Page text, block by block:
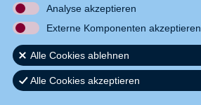
DE EN
Analyse akzeptieren
Externe Komponenten akzeptieren
Alle Cookies ablehnen
Alle Cookies akzeptieren